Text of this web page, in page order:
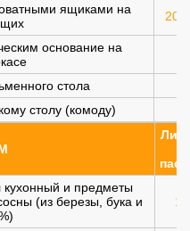
ящиками на
200
основание на
стола
столу (комоду)
кухонный и предметы
(из березы, бука и